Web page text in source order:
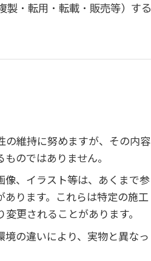
製・転用・転載・販売等）する
の維持に努めますが、その内容
のではありません。
、イラスト等は、あくまで参
ります。これらは特定の施工
更されることがあります。
の違いにより、実物と異なっ